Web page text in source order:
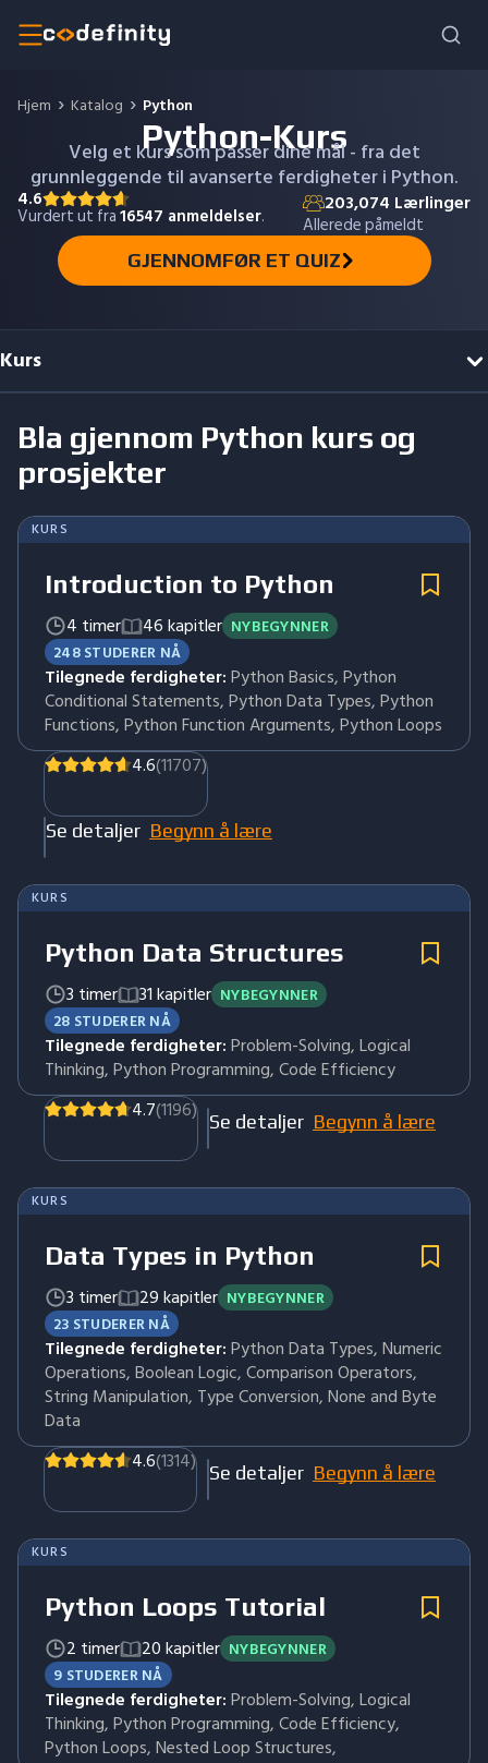
Hjem Katalog Python
Python-Kurs
Velg et kurs som passer dine mål - fra det
grunnleggende til avanserte ferdigheter i Python.
4.6
Vurdert ut fra16547 anmeldelser. 203,074 Lærlinger
Allerede påmeldt
GJENNOMFØR ET QUIZ
Kurs
Bla gjennom Python kurs og
prosjekter
KURS
Introduction to Python
4 timer 46 kapitler NYBEGYNNER
248 STUDERER NÅ
Tilegnede ferdigheter:Python Basics, Python
Conditional Statements, Python Data Types, Python
Functions, Python Function Arguments, Python Loops
4.6(11707)
Se detaljer Begynn å lære
KURS
Python Data Structures
3 timer 31 kapitler NYBEGYNNER
28 STUDERER NÅ
Tilegnede ferdigheter:Problem-Solving, Logical
Thinking, Python Programming, Code Efficiency
4.7(1196) Se detaljer Begynn å lære
KURS
Data Types in Python
3 timer 29 kapitler NYBEGYNNER
23 STUDERER NÅ
Tilegnede ferdigheter:Python Data Types, Numeric
Operations, Boolean Logic, Comparison Operators,
String Manipulation, Type Conversion, None and Byte
Data
4.6(1314) Se detaljer Begynn å lære
KURS
Python Loops Tutorial
2 timer 20 kapitler NYBEGYNNER
9 STUDERER NÅ
Tilegnede ferdigheter:Problem-Solving, Logical
Thinking, Python Programming, Code Efficiency,
Python Loops, Nested Loop Structures,